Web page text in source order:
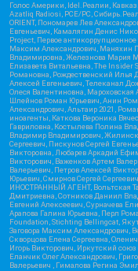
Голос Америки, Idel.Реалии,
Azatliq Radiosi, PCE/PC,
ORIENT, Пономарев Лев
Евгеньевич, Камалягин Денис
Project, Первое
Максим Александрович, Маняхин
Владимировна, Железнова Мария
Елизавета Витальевна, The
Романовна, Рождественский Илья
Алексей Евгеньевич, Телеканал
Олеся Валентиновна,
Шлейнов Роман Юрьевич, Анин
Александрович, Альтаир 2021,
иноагенты, Каткова Вероника
Гавриловна, Костылева Полина
Владимир Владимирович,
Сергеевич, Пискунов Сергей
Викторовна, Любарев Аркадий
Викторович, Важенков Артем
Валерьевич, Петров Алексей
Юрьевич, Смирнов Сергей
ИНОСТРАННЫЙ АГЕНТ, Вольтская
Дмитриевна, Сотников Даниил
Евгений Алексеевич, Сурначева
Арапова Галина Юрьевна, Перл
Foundation, Stichting Bellingcat,
Заговора Максим Александрович,
Скворцова Елена Сергеевна,
Игорь Викторович, Иркутский
Еланчик Олег Александрович,
Валерьевич , Гималова Регина